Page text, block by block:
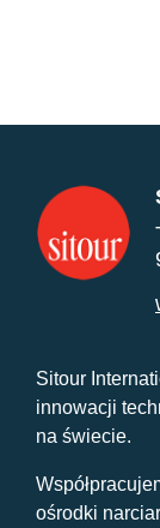
Sitour
innowacji
na świecie.
ośrodki